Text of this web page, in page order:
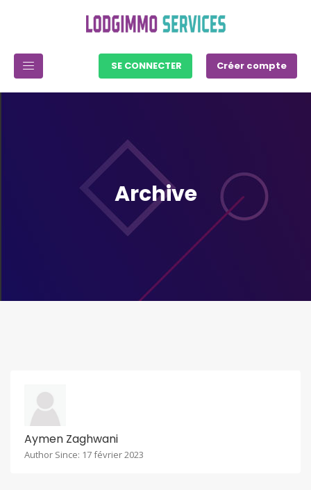
SE CONNECTER Créer compte
Archive
Aymen Zaghwani
Author Since: 17 février 2023